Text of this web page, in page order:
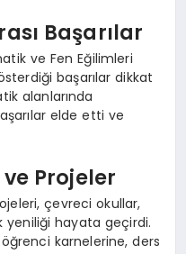
Başarılar
ve Fen Eğilimleri
başarılar dikkat
alanlarında
elde etti ve
Projeler
çevreci okullar,
yeniliği hayata geçirdi.
karnelerine, ders